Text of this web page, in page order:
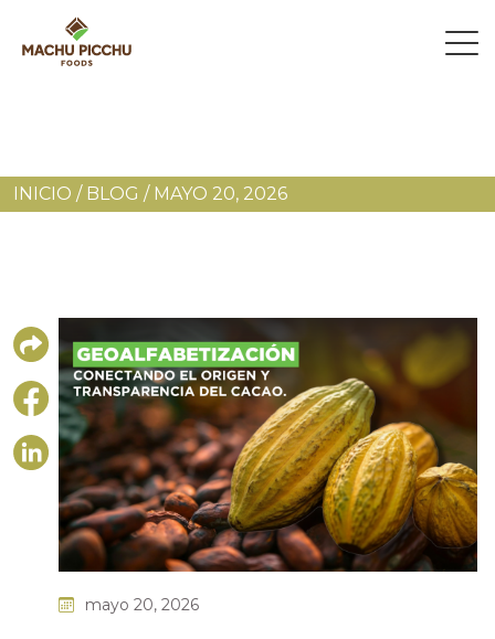
INICIO / BLOG / MAYO 20, 2026
mayo 20, 2026